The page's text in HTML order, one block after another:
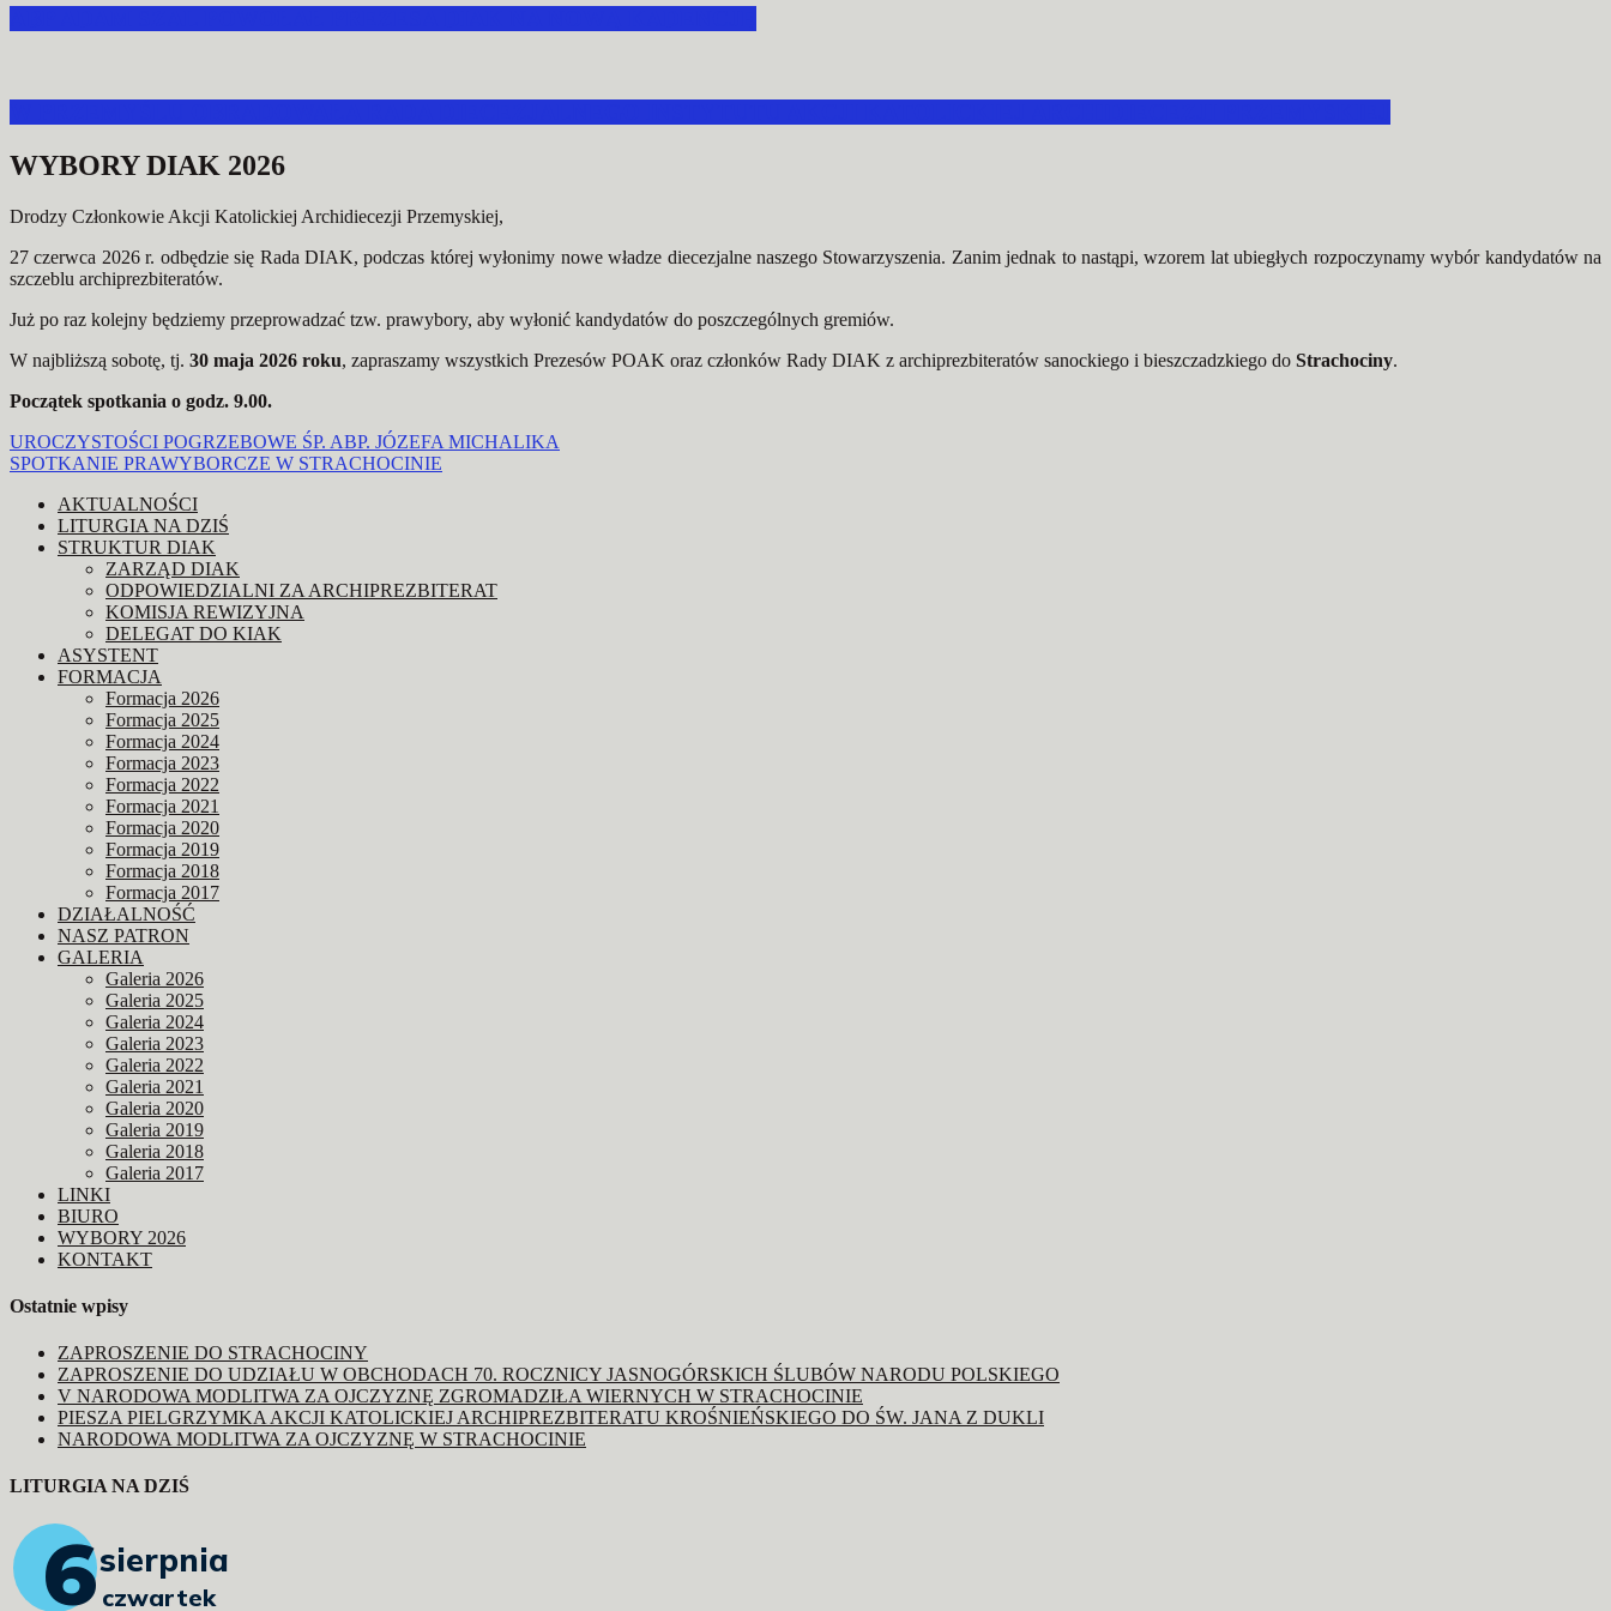
WYBORY DIAK 2026
Drodzy Członkowie Akcji Katolickiej Archidiecezji Przemyskiej,
27 czerwca 2026 r. odbędzie się Rada DIAK, podczas której wyłonimy nowe władze diecezjalne naszego Stowarzyszenia. Zanim jednak to nastąpi, wzorem lat ubiegłych rozpoczynamy wybór kandydatów na
szczeblu archiprezbiteratów.
Już po raz kolejny będziemy przeprowadzać tzw. prawybory, aby wyłonić kandydatów do poszczególnych gremiów.
W najbliższą sobotę, tj. 30 maja 2026 roku, zapraszamy wszystkich Prezesów POAK oraz członków Rady DIAK z archiprezbiteratów sanockiego i bieszczadzkiego do Strachociny.
Początek spotkania o godz. 9.00.
Nawigacja
wpisu
UROCZYSTOŚCI POGRZEBOWE ŚP. ABP. JÓZEFA MICHALIKA
SPOTKANIE PRAWYBORCZE W STRACHOCINIE
AKTUALNOŚCI
LITURGIA NA DZIŚ
STRUKTUR DIAK
ZARZĄD DIAK
ODPOWIEDZIALNI ZA ARCHIPREZBITERAT
KOMISJA REWIZYJNA
DELEGAT DO KIAK
ASYSTENT
FORMACJA
Formacja 2026
Formacja 2025
Formacja 2024
Formacja 2023
Formacja 2022
Formacja 2021
Formacja 2020
Formacja 2019
Formacja 2018
Formacja 2017
DZIAŁALNOŚĆ
NASZ PATRON
GALERIA
Galeria 2026
Galeria 2025
Galeria 2024
Galeria 2023
Galeria 2022
Galeria 2021
Galeria 2020
Galeria 2019
Galeria 2018
Galeria 2017
LINKI
BIURO
WYBORY 2026
KONTAKT
Ostatnie wpisy
ZAPROSZENIE DO STRACHOCINY
ZAPROSZENIE DO UDZIAŁU W OBCHODACH 70. ROCZNICY JASNOGÓRSKICH ŚLUBÓW NARODU POLSKIEGO
V NARODOWA MODLITWA ZA OJCZYZNĘ ZGROMADZIŁA WIERNYCH W STRACHOCINIE
PIESZA PIELGRZYMKA AKCJI KATOLICKIEJ ARCHIPREZBITERATU KROŚNIEŃSKIEGO DO ŚW. JANA Z DUKLI
NARODOWA MODLITWA ZA OJCZYZNĘ W STRACHOCINIE
LITURGIA NA DZIŚ